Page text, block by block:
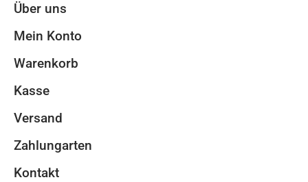
Über uns
Mein Konto
Warenkorb
Kasse
Versand
Zahlungarten
Kontakt